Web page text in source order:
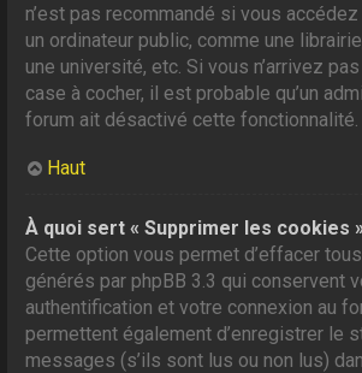
n’est pas recommandé si vous
un ordinateur public, comme une
une université, etc. Si vous n’arrivez
case à cocher, il est probable qu’un
forum ait désactivé cette fonctionnalité.
Haut
À quoi sert « Supprimer les cookies
Cette option vous permet d’effacer
générés par phpBB 3.3 qui conservent
authentification et votre connexion au
permettent également d’enregistrer le
messages (s’ils sont lus ou non lus)